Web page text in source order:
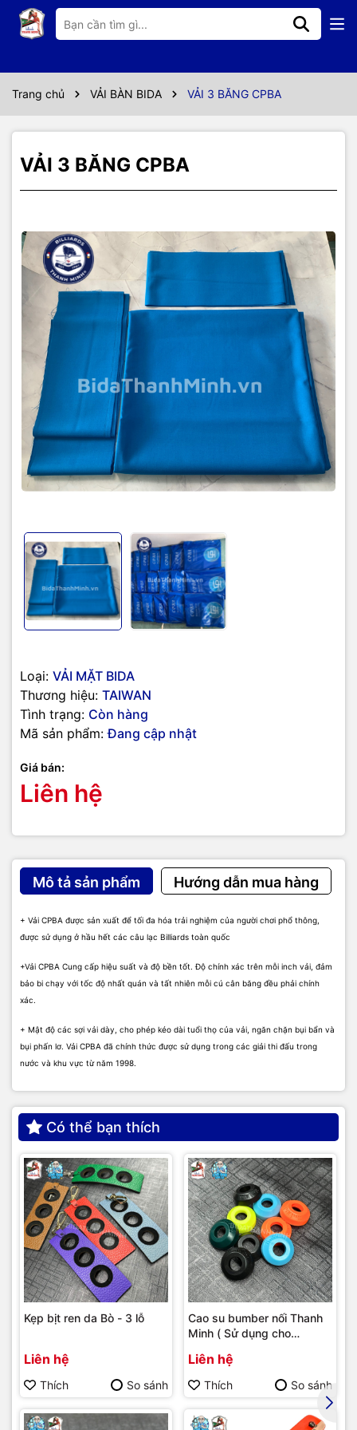
Trang chủ VẢI BÀN BIDA VẢI 3 BĂNG CPBA
VẢI 3 BĂNG CPBA
Loại: VẢI MẶT BIDA
Thương hiệu: TAIWAN
Tình trạng: Còn hàng
Mã sản phẩm: Đang cập nhật
Giá bán:
Liên hệ
Mô tả sản phẩm Hướng dẫn mua hàng
+ Vải CPBA được sản xuất để tối đa hóa trải nghiệm của người chơi phổ thông,
được sử dụng ở hầu hết các câu lạc Billiards toàn quốc
+Vải CPBA Cung cấp hiệu suất và độ bền tốt. Độ chính xác trên mỗi inch vải, đảm
bảo bi chạy với tốc độ nhất quán và tất nhiên mỗi cú cân băng đều phải chính
xác.
+ Mật độ các sợi vải dày, cho phép kéo dài tuổi thọ của vải, ngăn chặn bụi bẩn và
bụi phấn lơ. Vải CPBA đã chính thức được sử dụng trong các giải thi đấu trong
nước và khu vực từ năm 1998.
Có thể bạn thích
Kẹp bịt ren da Bò - 3 lỗ
Liên hệ
Thích So sánh
Cao su bumber nối Thanh
Minh ( Sử dụng cho
Liên hệ
Thích So sánh
Thông số kỹ thuật
+ Mật độ các sợi vải dày, cho phép kéo dài tuổi thọ của vải, ngăn chặn bụi bẩn và bụi phấn
lơ. Vải CPBA đã chính thức được sử dụng trong các giải thi đấu trong nước và khu vực từ